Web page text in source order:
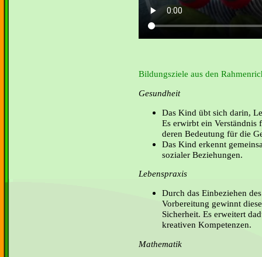
Bildungsziele aus den
Gesundheit
Das Kind übt sich darin,
Es erwirbt ein Verständnis
deren Bedeutung für die
Das Kind erkennt
sozialer Beziehungen.
Lebenspraxis
Durch das Einbeziehen
Vorbereitung gewinnt
Sicherheit. Es erweitert
kreativen Kompetenzen.
Mathematik